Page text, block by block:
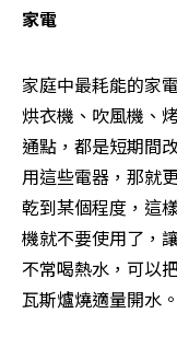
家電
家庭中最耗能的家
烘衣機、吹風機、
通點，都是短期間
用這些電器，那就
乾到某個程度，這
機就不要使用了，
不常喝熱水，可以
瓦斯爐燒適量開水。